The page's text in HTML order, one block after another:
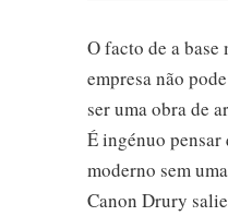
O facto de a
empresa não
ser uma obra de
É ingénuo
moderno sem
Canon Drury